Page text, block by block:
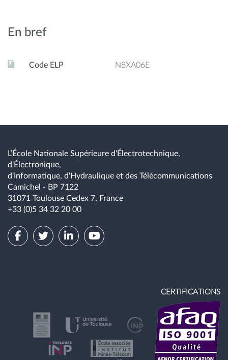
En bref
Code ELP N8XA06E
L’École Nationale Supérieure d'Électrotechnique,
d'Électronique,
d'Informatique, d'Hydraulique et des Télécommunications
Camichel - BP 7122
31071 Toulouse Cedex 7, France
+33 (0)5 34 32 20 00
CERTIFICATIONS